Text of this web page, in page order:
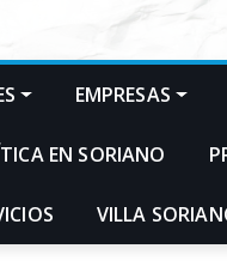
EMPRESAS
EN SORIANO
VILLA